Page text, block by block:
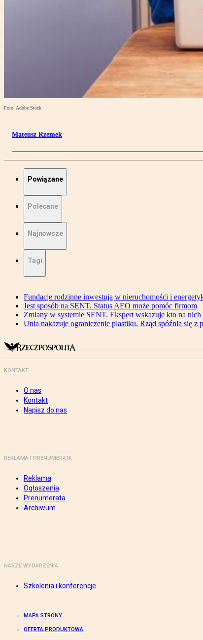
Foto: Adobe Stock
Mateusz Rzemek
Powiązane
Polecane
Najnowsze
Tagi
Fundacje rodzinne inwestują w nieruchomości i
Jest sposób na SENT. Status AEO może pomóc firmom
Zmiany w systemie SENT. Ekspert wskazuje kto na nich
Unia nakazuje ograniczenie plastiku. Rząd spóźnia się z
KONTAKT
O nas
Kontakt
Napisz do nas
REKLAMA I PRENUMERATA
Reklama
Ogłoszenia
Prenumerata
Archiwum
NASZE WYDARZENIA
Szkolenia i konferencje
MAPA STRONY
OFERTA PRODUKTOWA